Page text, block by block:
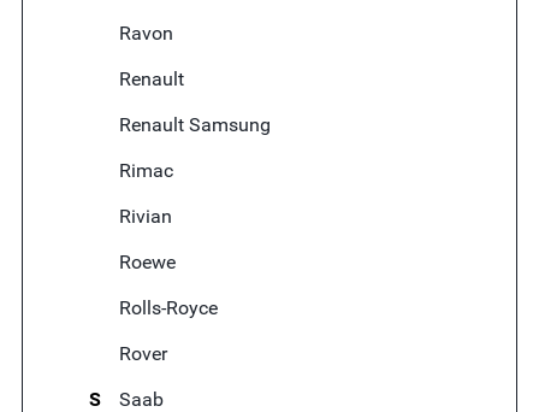
Ravon
Renault
Renault Samsung
Rimac
Rivian
Roewe
Rolls-Royce
Rover
S
Saab